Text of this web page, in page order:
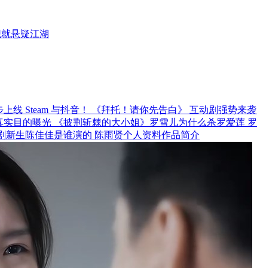
悬疑江湖
《拜托！请你先告白》 互动剧强势来
《披荆斩棘的大小姐》罗雪儿为什么杀罗爱莲
新生陈佳佳是谁演的 陈雨贤个人资料作品简介